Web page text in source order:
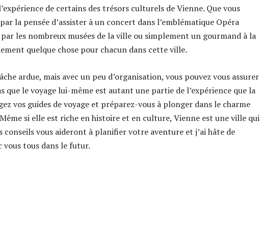
de certains des trésors culturels de Vienne. Que vous
la pensée d’assister à un concert dans l’emblématique Opéra
les nombreux musées de la ville ou simplement un gourmand à la
quelque chose pour chacun dans cette ville.
ardue, mais avec un peu d’organisation, vous pouvez vous assurer
que le voyage lui-même est autant une partie de l’expérience que la
vos guides de voyage et préparez-vous à plonger dans le charme
si elle est riche en histoire et en culture, Vienne est une ville qui
conseils vous aideront à planifier votre aventure et j’ai hâte de
vous tous dans le futur.